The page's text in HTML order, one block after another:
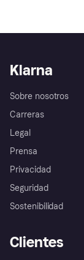
Klarna
Sobre nosotros
Carreras
Legal
Prensa
Privacidad
Seguridad
Sostenibilidad
Clientes